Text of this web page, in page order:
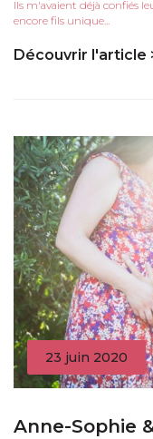
Ils m'avaient déjà confiés
encore fils unique...
Découvrir l'article
23 juin 2020
Anne-Sophie